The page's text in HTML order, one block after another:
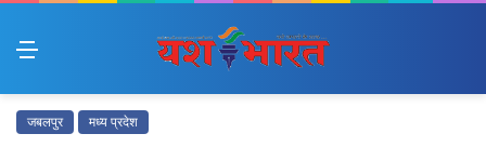
Menu
जबलपुर मध्य प्रदेश